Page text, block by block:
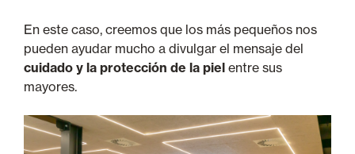
En este caso, creemos que los más pequeños nos
pueden ayudar mucho a divulgar el mensaje del
cuidado y la protección de la piel entre sus
mayores.